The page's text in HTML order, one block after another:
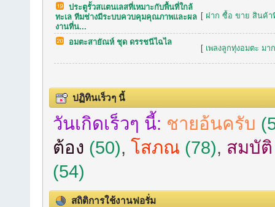
ประตูรั้วสแตนเลสที่เหมาะกับพื้นที่ใกล้
ทะเล ทีมช่างมีระบบควบคุมคุณภาพและผล
งานที่น...
[ ฝาก ซื้อ ขาย สินค้า
อมตะสายัณห์ ชุด ดรรชนีไฉไล
[ เพลงลูกทุ่งอมตะ มา
ปฏิทินเร็วๆ นี้
วันเกิดเร็วๆ นี้: ชายอ้นครับ
ต้อง (50), โสภณ (78), สมบัติ
(54)
สถิติการใช้งานฟอรั่ม